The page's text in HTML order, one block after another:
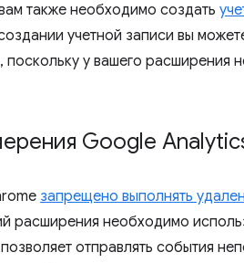
также необходимо создать
учетной записи вы
у вашего расширения
Google
запрещено выполнять
расширения необходимо
отправлять события